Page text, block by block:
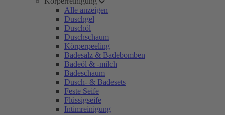
Alle anzeigen
Duschgel
Duschöl
Duschschaum
Körperpeeling
Badesalz & Badebomben
Badeöl & -milch
Badeschaum
Dusch- & Badesets
Feste Seife
Flüssigseife
Intimreinigung